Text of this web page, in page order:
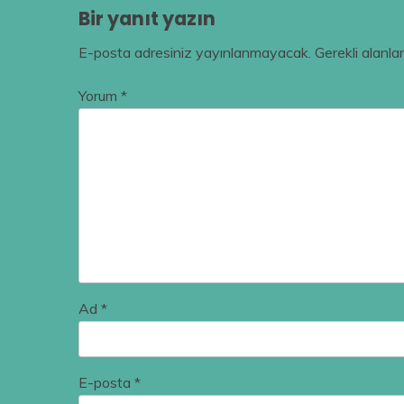
Bir yanıt yazın
E-posta adresiniz yayınlanmayacak. Gerekli alanlar
Yorum *
Ad *
E-posta *